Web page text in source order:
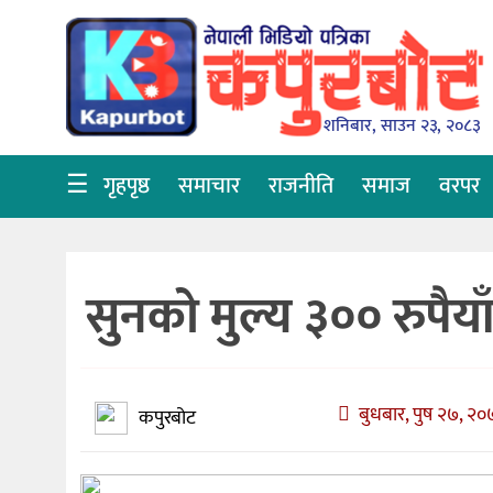
समाचार
राजनीति
समाज
शनिबार, साउन २३, २०८३
☰ गृहपृष्ठ समाचार राजनीति समाज वरपर
सुनको मुल्य ३००
कपुरबोट बुधबार, पुष २७,